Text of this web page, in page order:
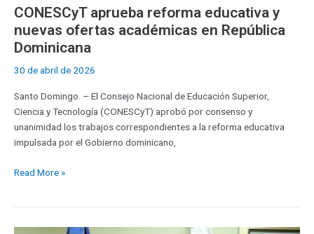
CONESCyT aprueba reforma educativa y
nuevas ofertas académicas en República
Dominicana
30 de abril de 2026
Santo Domingo. – El Consejo Nacional de Educación Superior,
Ciencia y Tecnología (CONESCyT) aprobó por consenso y
unanimidad los trabajos correspondientes a la reforma educativa
impulsada por el Gobierno dominicano,
Read More »